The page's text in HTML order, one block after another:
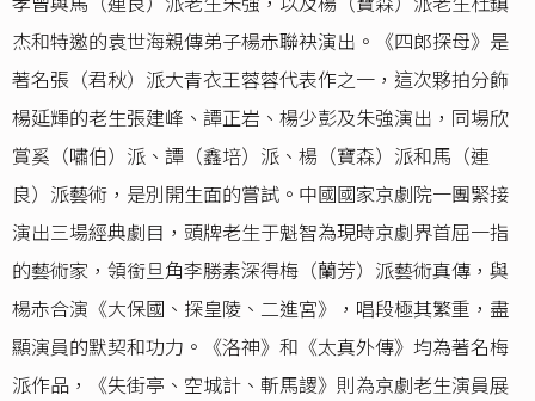
杰和特邀的袁世海親傳弟子楊赤聯袂演出。《四郎探母》是
著名張（君秋）派大青衣王蓉蓉代表作之一，這次夥拍分飾
楊延輝的老生張建峰、譚正岩、楊少彭及朱強演出，同場欣
賞奚（嘯伯）派、譚（鑫培）派、楊（寶森）派和馬（連
良）派藝術，是別開生面的嘗試。中國國家京劇院一團緊接
演出三場經典劇目，頭牌老生于魁智為現時京劇界首屈一指
的藝術家，領銜旦角李勝素深得梅（蘭芳）派藝術真傳，與
楊赤合演《大保國、探皇陵、二進宮》，唱段極其繁重，盡
顯演員的默契和功力。《洛神》和《太真外傳》均為著名梅
派作品，《失街亭、空城計、斬馬謖》則為京劇老生演員展